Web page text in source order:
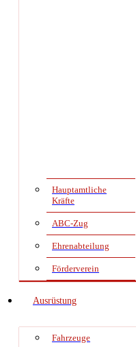
Hauptamtliche
Kräfte
ABC-Zug
Ehrenabteilung
Förderverein
Ausrüstung
Fahrzeuge